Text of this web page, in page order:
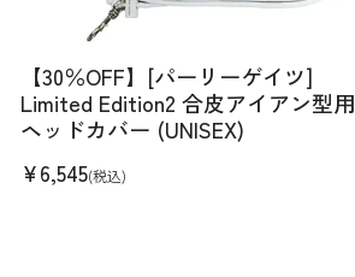
【30％OFF】[パーリーゲイツ]
Limited Edition2 合皮アイアン型用
ヘッドカバー (UNISEX)
¥6,545(税込)